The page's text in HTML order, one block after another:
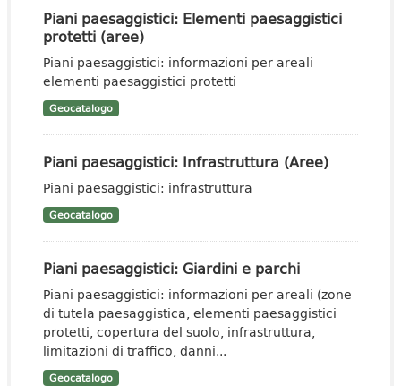
Piani paesaggistici: Elementi paesaggistici
protetti (aree)
Piani paesaggistici: informazioni per areali
elementi paesaggistici protetti
Geocatalogo
Piani paesaggistici: Infrastruttura (Aree)
Piani paesaggistici: infrastruttura
Geocatalogo
Piani paesaggistici: Giardini e parchi
Piani paesaggistici: informazioni per areali (zone
di tutela paesaggistica, elementi paesaggistici
protetti, copertura del suolo, infrastruttura,
limitazioni di traffico, danni...
Geocatalogo